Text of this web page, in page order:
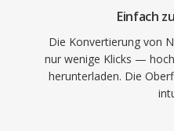
Einfach
Die Konvertierung von
nur wenige Klicks —
herunterladen. Die